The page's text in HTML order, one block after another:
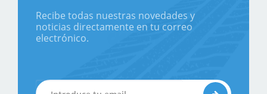
Recibe todas nuestras novedades y
noticias directamente en tu correo
electrónico.